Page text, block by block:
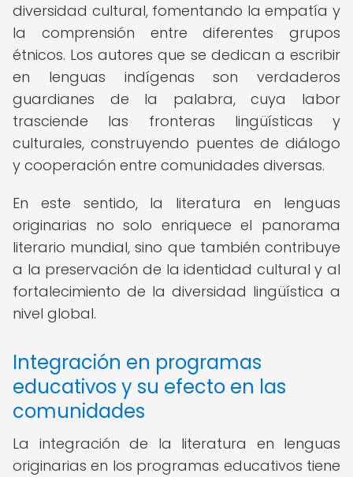
diversidad cultural, fomentando la empatía y
la comprensión entre diferentes grupos
étnicos. Los autores que se dedican a escribir
en lenguas indígenas son verdaderos
guardianes de la palabra, cuya labor
trasciende las fronteras lingüísticas y
culturales, construyendo puentes de diálogo
y cooperación entre comunidades diversas.
En este sentido, la literatura en lenguas
originarias no solo enriquece el panorama
literario mundial, sino que también contribuye
a la preservación de la identidad cultural y al
fortalecimiento de la diversidad lingüística a
nivel global.
Integración en programas
educativos y su efecto en las
comunidades
La integración de la literatura en lenguas
originarias en los programas educativos tiene